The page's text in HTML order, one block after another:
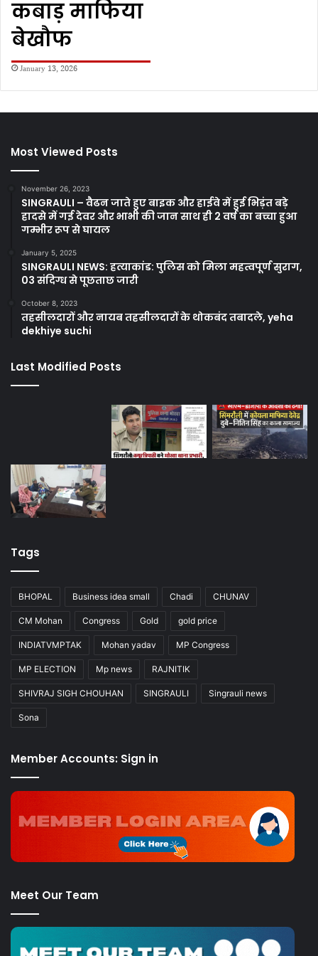
कबाड़ माफिया
बेखौफ
January 13, 2026
Most Viewed Posts
November 26, 2023
SINGRAULI – वैढन जाते हुए बाइक और हाईवे में हुई भिड़ंत बड़े
हादसे में गई देवर और भाभी की जान साथ ही 2 वर्ष का बच्चा हुआ
गम्भीर रूप से घायल
January 5, 2025
SINGRAULI NEWS: हत्याकांड: पुलिस को मिला महत्वपूर्ण सुराग,
03 संदिग्ध से पूछताछ जारी
October 8, 2023
तहसीलदारों और नायब तहसीलदारों के थोकबंद तबादले, yeha
dekhiye suchi
Last Modified Posts
Tags
BHOPAL Business idea small Chadi CHUNAV
CM Mohan Congress Gold gold price
INDIATVMPTAK Mohan yadav MP Congress
MP ELECTION Mp news RAJNITIK
SHIVRAJ SIGH CHOUHAN SINGRAULI Singrauli news
Sona
Member Accounts: Sign in
Meet Our Team